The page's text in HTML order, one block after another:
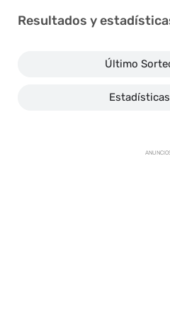
Resultados y
Último